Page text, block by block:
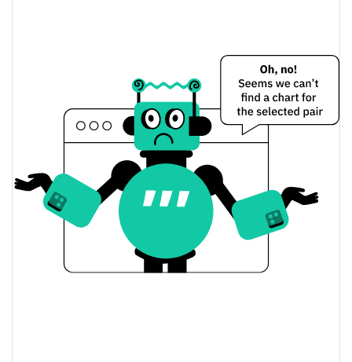
$0,0020758769
Apertura/cierre de ayer
$0,0020752527 /
$0,0020758769
Volumen de ayer $2693,5624
Historial de precios de Woofy
Mínimo/máximo en 7 días
$0,0020138456 /